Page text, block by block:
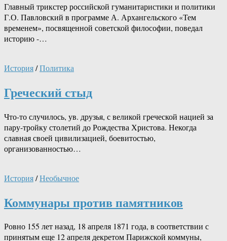
Главный трикстер российской гуманитаристики и политики
Г.О. Павловский в программе А. Архангельского «Тем
временем», посвященной советской философии, поведал
историю -…
История/Политика
Греческий стыд
Что-то случилось, ув. друзья, с великой греческой нацией за
пару-тройку столетий до Рождества Христова. Некогда
славная своей цивилизацией, боевитостью,
организованностью…
История/Необычное
Коммунары против памятников
Ровно 155 лет назад, 18 апреля 1871 года, в соответствии с
принятым еще 12 апреля декретом Парижской коммуны,